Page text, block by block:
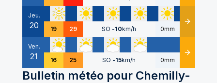
Jeu.
20 19 29 SO -10km/h 0mm Détails
Ven.
21 16 25 SO -15km/h 0mm Détails
Bulletin météo pour Chemilly-